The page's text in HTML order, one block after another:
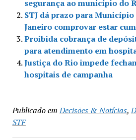
segurança ao município do
STJ dá prazo para
Janeiro comprovar estar
Proibida cobrança de
para atendimento em
Justiça do Rio impede
hospitais de campanha
Publicado em Decisões & Notícias,
STF